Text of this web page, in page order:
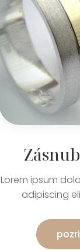
Lorem ipsum
adipiscing